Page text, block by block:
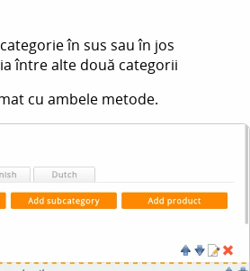
în sus sau în jos
între alte două categorii
cu ambele metode.